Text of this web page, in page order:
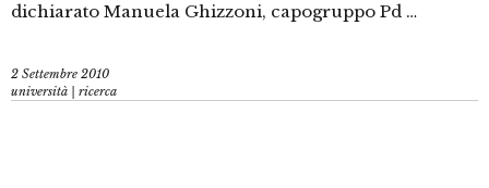
dichiarato Manuela Ghizzoni, capogruppo Pd …
2 Settembre 2010
università | ricerca